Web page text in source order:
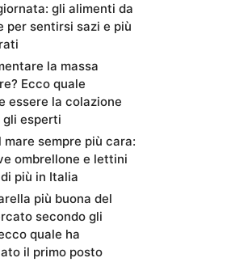
gli alimenti da
per sentirsi sazi e più
la massa
Ecco quale
essere la colazione
gli esperti
mare sempre più cara:
ombrellone e lettini
più in Italia
più buona del
secondo gli
quale ha
il primo posto